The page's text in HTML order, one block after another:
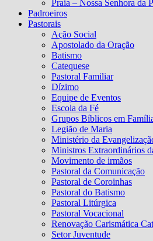
Praia – Nossa Senhora da
Padroeiros
Pastorais
Ação Social
Apostolado da Oração
Batismo
Catequese
Pastoral Familiar
Dízimo
Equipe de Eventos
Escola da Fé
Grupos Bíblicos em
Legião de Maria
Ministério da
Ministros Extraordinários
Movimento de irmãos
Pastoral da Comunicação
Pastoral de Coroinhas
Pastoral do Batismo
Pastoral Litúrgica
Pastoral Vocacional
Renovação Carismática
Setor Juventude